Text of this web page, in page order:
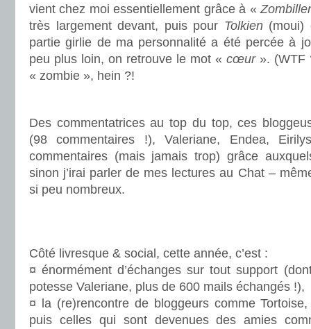
vient chez moi essentiellement grâce à «
très largement devant, puis pour Tolkien(moui)
partie girlie de ma personnalité a été percée à
peu plus loin, on retrouve le mot « cœur». (WTF
« zombie », hein ?!
Des commentatrices au top du top, ces
(98 commentaires !), Valeriane, Endea,
commentaires (mais jamais trop) grâce
sinon j’irai parler de mes lectures au Chat –
si peu nombreux.
Côté livresque & social, cette année, c’est :
¤ énormément d’échanges sur tout support
potesse Valeriane, plus de 600 mails échangés !),
¤ la (re)rencontre de bloggeurs comme
puis celles qui sont devenues des amies